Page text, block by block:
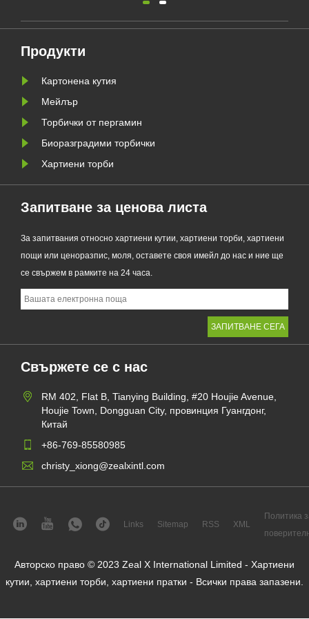
в опаковките без
на бизнеса да
опаковки
своята обновена серия Custom
Продукти
Картонена кутия
Мейлър
Торбички от пергамин
Биоразградими торбички
Хартиени торби
Запитване за ценова листа
За запитвания относно хартиени кутии, хартиени торби, хартиени
пощи или ценоразпис, моля, оставете своя имейл до нас и ние ще
се свържем в рамките на 24 часа.
Свържете се с нас
RM 402, Flat B, Tianying Building, #20 Houjie Avenue,
Houjie Town, Dongguan City, провинция Гуангдонг,
Китай
+86-769-85580985
christy_xiong@zealxintl.com
Links Sitemap RSS XML
Политика
Авторско право © 2023 Zeal X International Limited - Хартиени
кутии, хартиени торби, хартиени пратки - Всички права запазени.